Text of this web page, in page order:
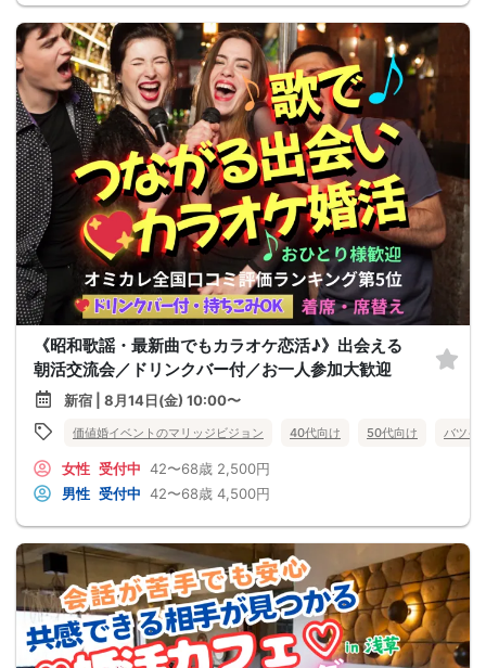
《昭和歌謡・最新曲でもカラオケ恋活♪》出会える
朝活交流会／ドリンクバー付／お一人参加大歓迎
新宿 | 8月14日(金) 10:00〜
価値婚イベントのマリッジビジョン 40代向け 50代向け バツイ
女性 受付中 42〜68歳 2,500円
男性 受付中 42〜68歳 4,500円